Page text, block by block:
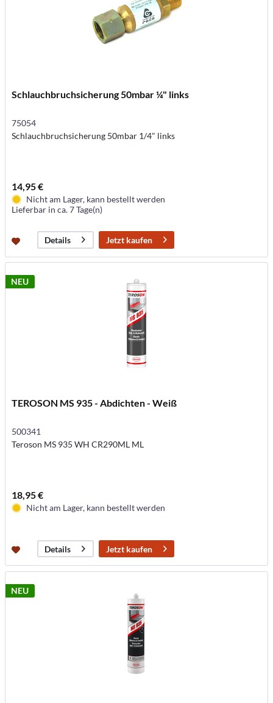
Schlauchbruchsicherung 50mbar ¼" links
75054
Schlauchbruchsicherung 50mbar 1/4" links
14,95 €
Nicht am Lager, kann bestellt werden
Lieferbar in ca. 7 Tage(n)
Details Jetzt kaufen
NEU
TEROSON MS 935 - Abdichten - Weiß
500341
Teroson MS 935 WH CR290ML ML
18,95 €
Nicht am Lager, kann bestellt werden
Details Jetzt kaufen
NEU